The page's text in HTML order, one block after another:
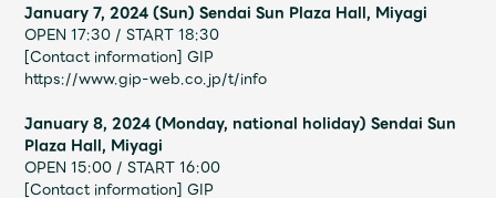
JAM’S Draw
Mrs. MOVIE
January 7, 2024 (Sun) Sendai Sun Plaza Hall, Miyagi
OPEN 17:30 / START 18:30
[Contact information] GIP
https://www.gip-web.co.jp/t/info
January 8, 2024 (Monday, national holiday) Sendai Sun
Plaza Hall, Miyagi
OPEN 15:00 / START 16:00
[Contact information] GIP